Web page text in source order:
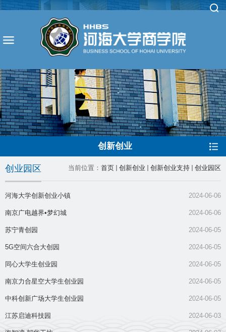
创新创业
当前位置： 首页 创新创业 创新创业支持 创业园区
创业园区
河海大学创新创业小镇 2024-06-06
南京广电越界•梦幻城 2024-06-06
苏宁青创园 2024-06-05
5G空间六合大创园 2024-06-05
同心大学生创业园 2024-06-05
南京力合星空大学生创业园 2024-06-05
中科创新广场大学生创业园 2024-06-05
江苏启迪科技园 2024-06-03